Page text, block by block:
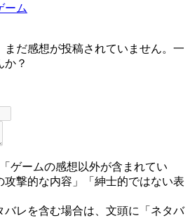
ーム
まだ感想が投稿されていません。一
か？
ゲームの感想以外が含まれてい
攻撃的な内容」「紳士的ではない表
バレを含む場合は、文頭に「ネタバ